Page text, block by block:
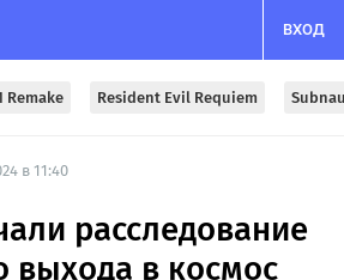
ВХОД
Remake Resident Evil Requiem
в 11:40
расследование
выхода в космос